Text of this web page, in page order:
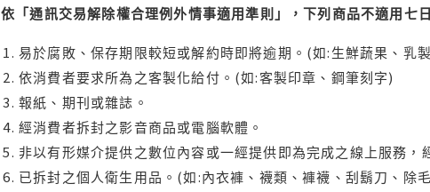
依「通訊交易解除權合理例外情事適用準則」，下列商品不適用七
易於腐敗、保存期限較短或解約時即將逾期。(如:生鮮蔬果、乳
依消費者要求所為之客製化給付。(如:客製印章、鋼筆刻字)
報紙、期刊或雜誌。
經消費者拆封之影音商品或電腦軟體。
非以有形媒介提供之數位內容或一經提供即為完成之線上服務
已拆封之個人衛生用品。(如:內衣褲、襪類、褲襪、刮鬍刀、除